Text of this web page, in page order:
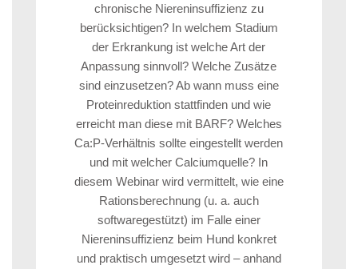
chronische Niereninsuffizienz zu
berücksichtigen? In welchem Stadium
der Erkrankung ist welche Art der
Anpassung sinnvoll? Welche Zusätze
sind einzusetzen? Ab wann muss eine
Proteinreduktion stattfinden und wie
erreicht man diese mit BARF? Welches
Ca:P-Verhältnis sollte eingestellt werden
und mit welcher Calciumquelle? In
diesem Webinar wird vermittelt, wie eine
Rationsberechnung (u. a. auch
softwaregestützt) im Falle einer
Niereninsuffizienz beim Hund konkret
und praktisch umgesetzt wird – anhand